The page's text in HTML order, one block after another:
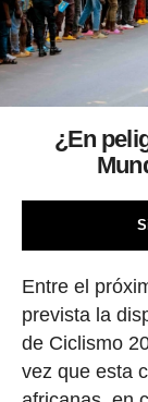
¿En
Entre el
prevista la
de Ciclismo
vez que esta